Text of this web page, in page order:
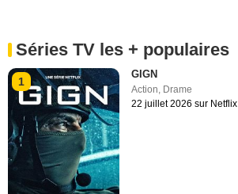
Séries TV les + populaires
1
GIGN
Action, Drame
22 juillet 2026 sur Netflix